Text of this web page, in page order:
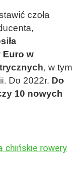
czoła
Euro w
, w tym
Do 2022r. Do
10 nowych
chińskie rowery